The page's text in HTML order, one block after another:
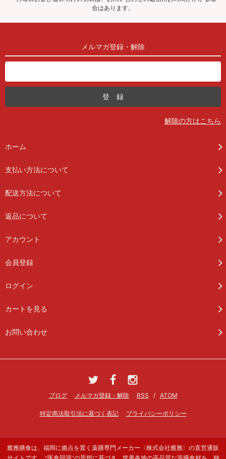
合はあります。
メルマガ登録・解除
解除の方はこちら
ホーム
支払い方法について
配送方法について
返品について
アカウント
会員登録
ログイン
カートを見る
お問い合わせ
ブログ メルマガ登録・解除 RSS / ATOM
特定商法取引法に基づく表記 プライバシーポリシー
癒雅膳食は、福岡に拠点を置く薬膳専門メーカー〈株式会社癒雅〉の直営通販